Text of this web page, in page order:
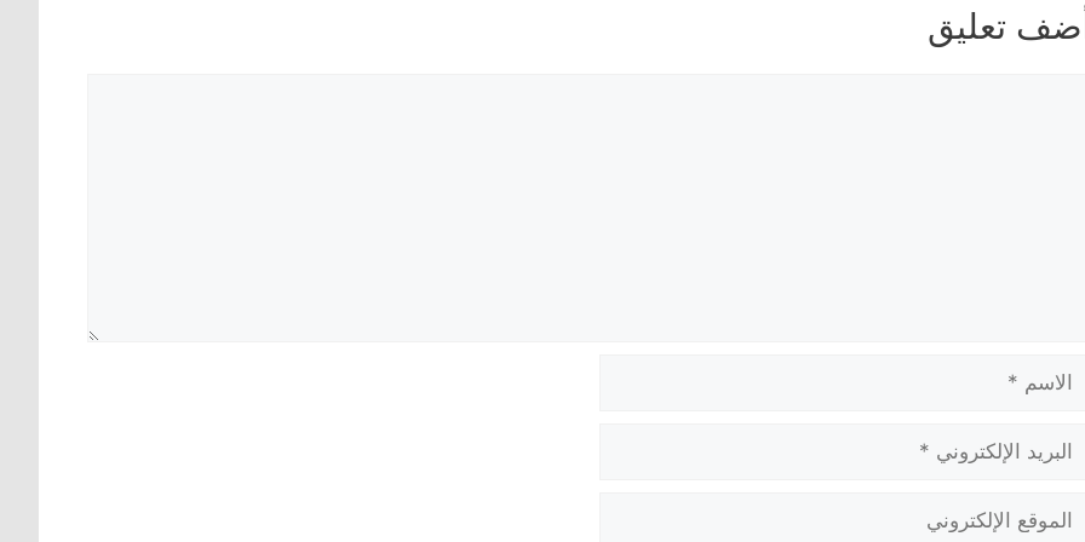
تعليق
الاسم
البريد
الإلكتروني
الموقع
الإلكتروني